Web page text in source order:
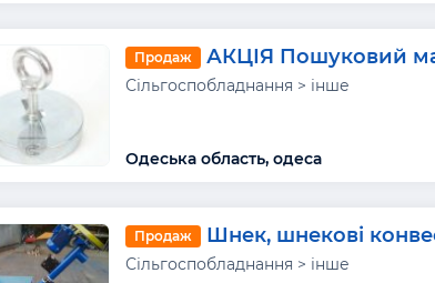
Продаж АКЦІЯ Пошуковий
Сільгоспобладнання > інше
Одеська область, одеса
Продаж Шнек, шнекові
Сільгоспобладнання > інше